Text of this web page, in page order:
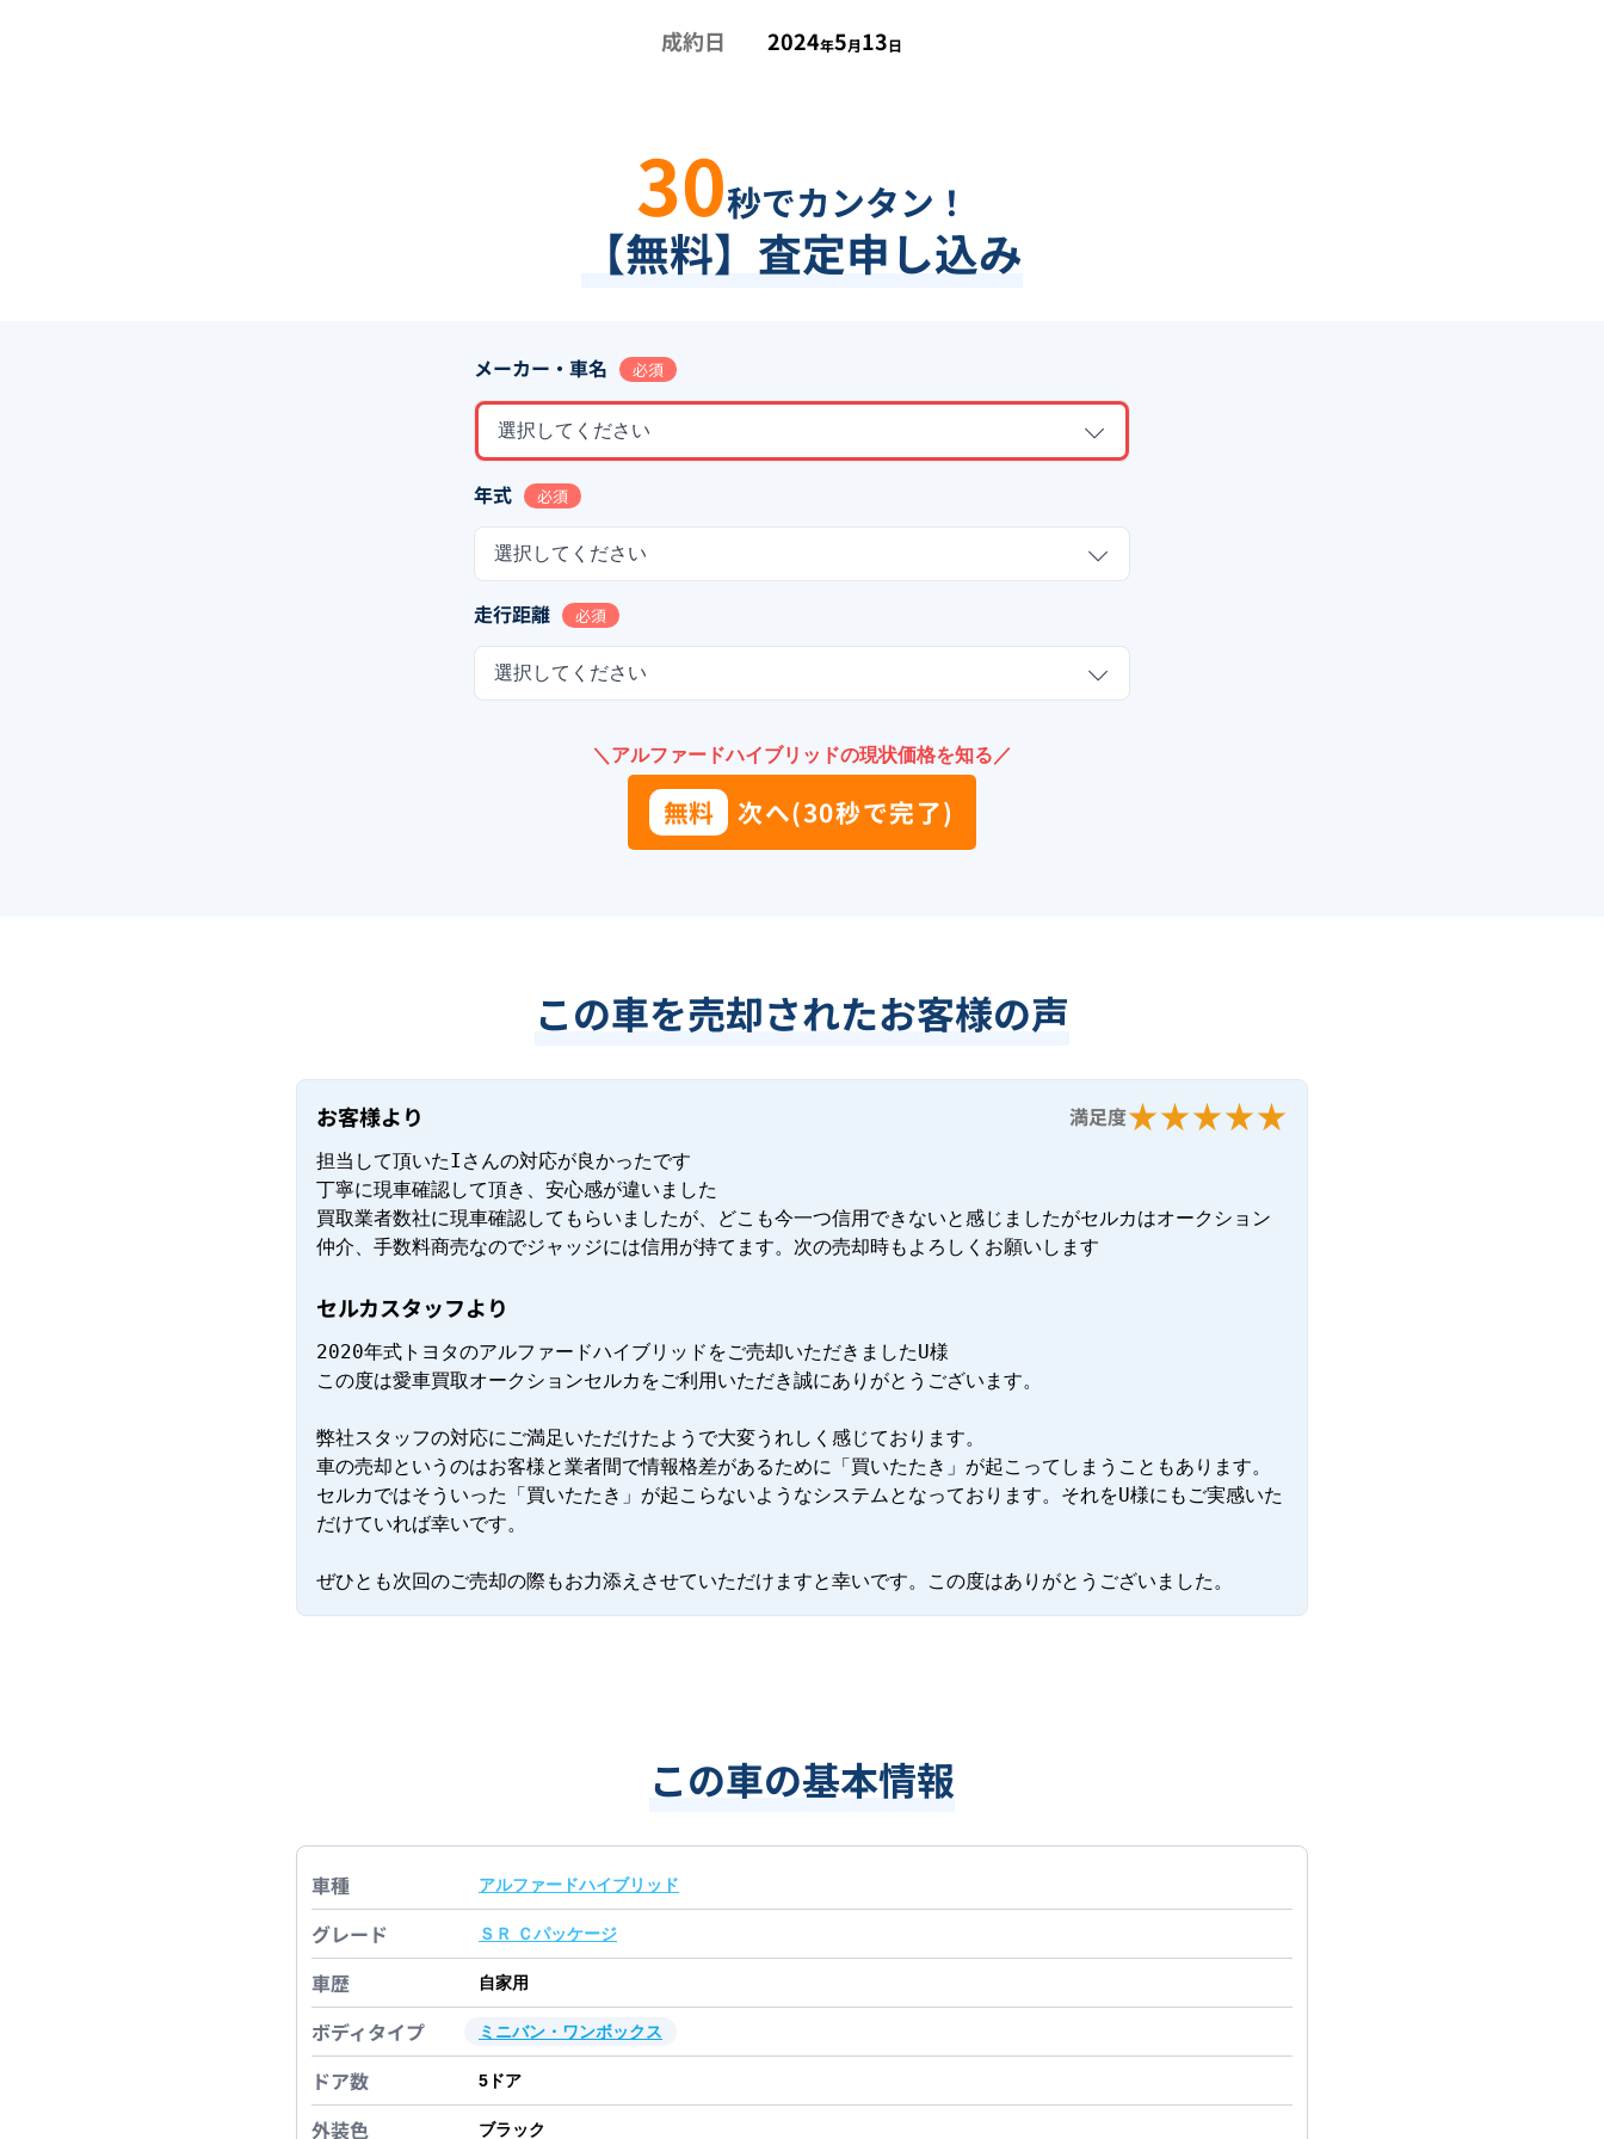
成約日 2024年5月13日
30秒でカンタン！
【無料】査定申し込み
メーカー・車名 必須
選択してください
年式 必須
選択してください
走行距離 必須
選択してください
＼アルファードハイブリッドの現状価格を知る／
無料 次へ(30秒で完了)
この車を売却されたお客様の声
お客様より 満足度
担当して頂いたIさんの対応が良かったです
丁寧に現車確認して頂き、安心感が違いました
買取業者数社に現車確認してもらいましたが、どこも今一つ信用できないと感じましたがセルカはオークション
仲介、手数料商売なのでジャッジには信用が持てます。次の売却時もよろしくお願いします
セルカスタッフより
2020年式トヨタのアルファードハイブリッドをご売却いただきましたU様
この度は愛車買取オークションセルカをご利用いただき誠にありがとうございます。
弊社スタッフの対応にご満足いただけたようで大変うれしく感じております。
車の売却というのはお客様と業者間で情報格差があるために「買いたたき」が起こってしまうこともあります。
セルカではそういった「買いたたき」が起こらないようなシステムとなっております。それをU様にもご実感いた
だけていれば幸いです。
ぜひとも次回のご売却の際もお力添えさせていただけますと幸いです。この度はありがとうございました。
この車の基本情報
車種 アルファードハイブリッド
グレード ＳＲ Ｃパッケージ
車歴 自家用
ボディタイプ ミニバン・ワンボックス
ドア数 5 ドア
外装色 ブラック